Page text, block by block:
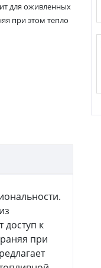
для оживленных
при этом тепло
к
при